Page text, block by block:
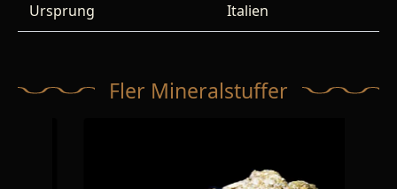
Ursprung Italien
Fler Mineralstuffer